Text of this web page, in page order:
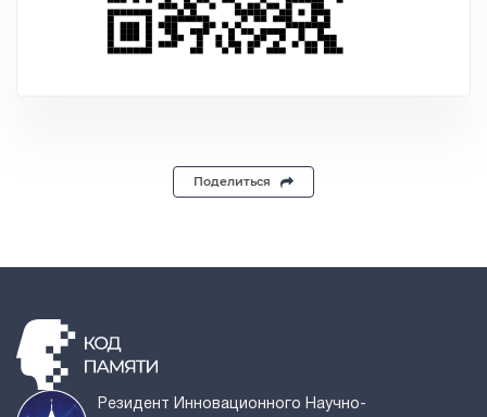
Поделиться
Резидент Инновационного Научно-